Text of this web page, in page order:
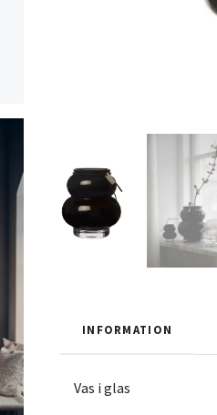
INFORMATION
Vas i glas